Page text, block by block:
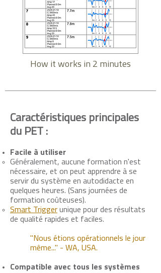
How it works in 2 minutes
Caractéristiques principales
du PET :
Facile à utiliser
Généralement, aucune formation n'est
nécessaire, et on peut apprendre à se
servir du système en autodidacte en
quelques heures. (Sans journées de
formation coûteuses).
Smart Trigger unique pour des résultats
de qualité rapides et faciles.
"Nous étions opérationnels le jour
même..." - WA, USA.
Compatible avec tous les systèmes